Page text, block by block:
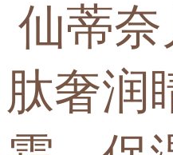
仙蒂
肽奢润